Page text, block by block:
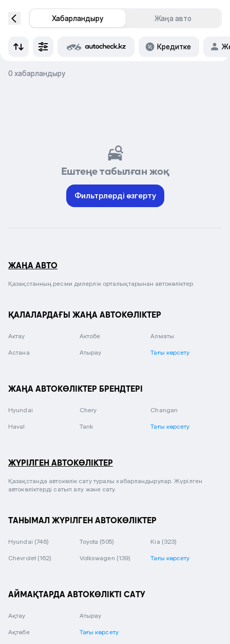
Хабарландыру Жаңа авто
Кредитке
0 хабарландыру
Ештеңе табылған жоқ
Фильтрлерді өзгерту
ЖАҢА АВТО
Қазақстанның ресми дилерлік орталықтарынан автокөліктер
ҚАЛАЛАРДАҒЫ ЖАҢА АВТОКӨЛІКТЕР
Актау Актобе Алматы
Астана Атырау Тағы көрсету
ЖАҢА АВТОКӨЛІКТЕР БРЕНДТЕРІ
Hyundai Chery Changan
Haval Tank Тағы көрсету
ЖҮРІЛГЕН АВТОКӨЛІКТЕР
Қазақстанда автокөлік сату туралы хабарландырулар. Жүрілген
автокөліктерді сатып алу және сату.
ТАНЫМАЛ ЖҮРІЛГЕН АВТОКӨЛІКТЕР
Hyundai (746) Toyota (505) Kia (323)
Chevrolet (162) Volkswagen (139) Тағы көрсету
АЙМАҚТАРДА АВТОКӨЛІКТІ САТУ
Ақтау
Ақтөбе
Атырау
Тағы көрсету